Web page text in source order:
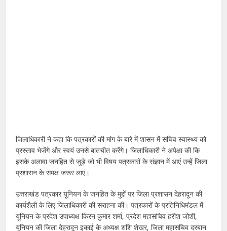
जिलाधिकारी ने कहा कि पत्रकारों की मांग के बारे में शासन में सचिव स्वास्थ्य को
प्रस्ताव भेजेंगे और स्वयं उनसे बातचीत करेंगे। जिलाधिकारी ने अपेक्षा की कि
इसके अलावा जनहित से जुड़े जो भी विषय पत्रकारों के संज्ञान में आएं उन्हें जिला
प्रशासन के समक्ष जरूर लाएं।
उत्तराखंड पत्रकार यूनियन के जनहित के मुद्दों पर जिला प्रशासन देहरादून की
कार्यशैली के लिए जिलाधिकारी की सराहना की। पत्रकारों के प्रतिनिधिमंडल में
यूनियन के प्रदेश उपाध्यक्ष किरन कुमार शर्मा, प्रदेश महासचिव हरीश जोशी,
यूनियन की जिला देहरादून इकाई के अध्यक्ष शशि शेखर, जिला महासचिव दरबान